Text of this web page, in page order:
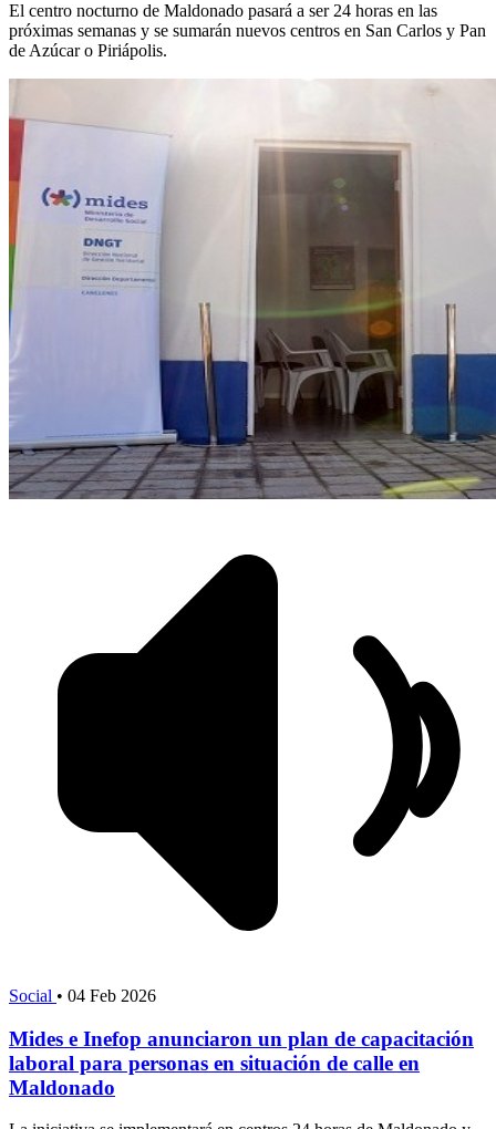
El centro nocturno de Maldonado pasará a ser 24 horas en las
próximas semanas y se sumarán nuevos centros en San Carlos y Pan
de Azúcar o Piriápolis.
Social • 04 Feb 2026
Mides e Inefop anunciaron un plan de capacitación
laboral para personas en situación de calle en
Maldonado